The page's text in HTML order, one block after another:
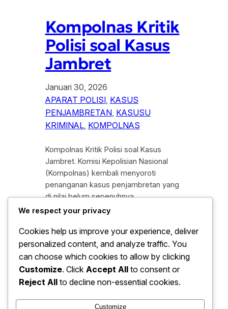
Kompolnas Kritik
Polisi soal Kasus
Jambret
Januari 30, 2026
APARAT POLISI, KASUS
PENJAMBRETAN, KASUSU
KRIMINAL, KOMPOLNAS
Kompolnas Kritik Polisi soal Kasus
Jambret. Komisi Kepolisian Nasional
(Kompolnas) kembali menyoroti
penanganan kasus penjambretan yang
di nilai belum sepenuhnya
mencerminkan prinsip keadilan dan
hukum. Kritik tersebut di sampaikan
menyusul meningkatnya keluhan
masyarakat terkait lambannya proses
penanganan perkara serta dugaan
ketidaktepatan prosedur yang di
lapangan. Dalam beberapa…
We respect your privacy
Cookies help us improve your experience, deliver
personalized content, and analyze traffic. You
can choose which cookies to allow by clicking
Customize. Click Accept All to consent or
Reject All to decline non-essential cookies.
Customize